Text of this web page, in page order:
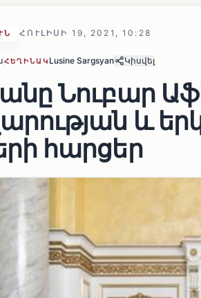
ՀՈՒԼԻՍԻ 19, 2021, 10:28
ՀԵՂԻՆԱԿ Lusine Sargsyan Կիսվել
Նուբար
և
հարցեր